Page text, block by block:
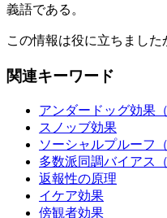
義語である。
この情報は役に立ちました
関連キーワード
アンダードッグ効果
スノッブ効果
ソーシャルプルーフ
多数派同調バイアス
返報性の原理
イケア効果
傍観者効果